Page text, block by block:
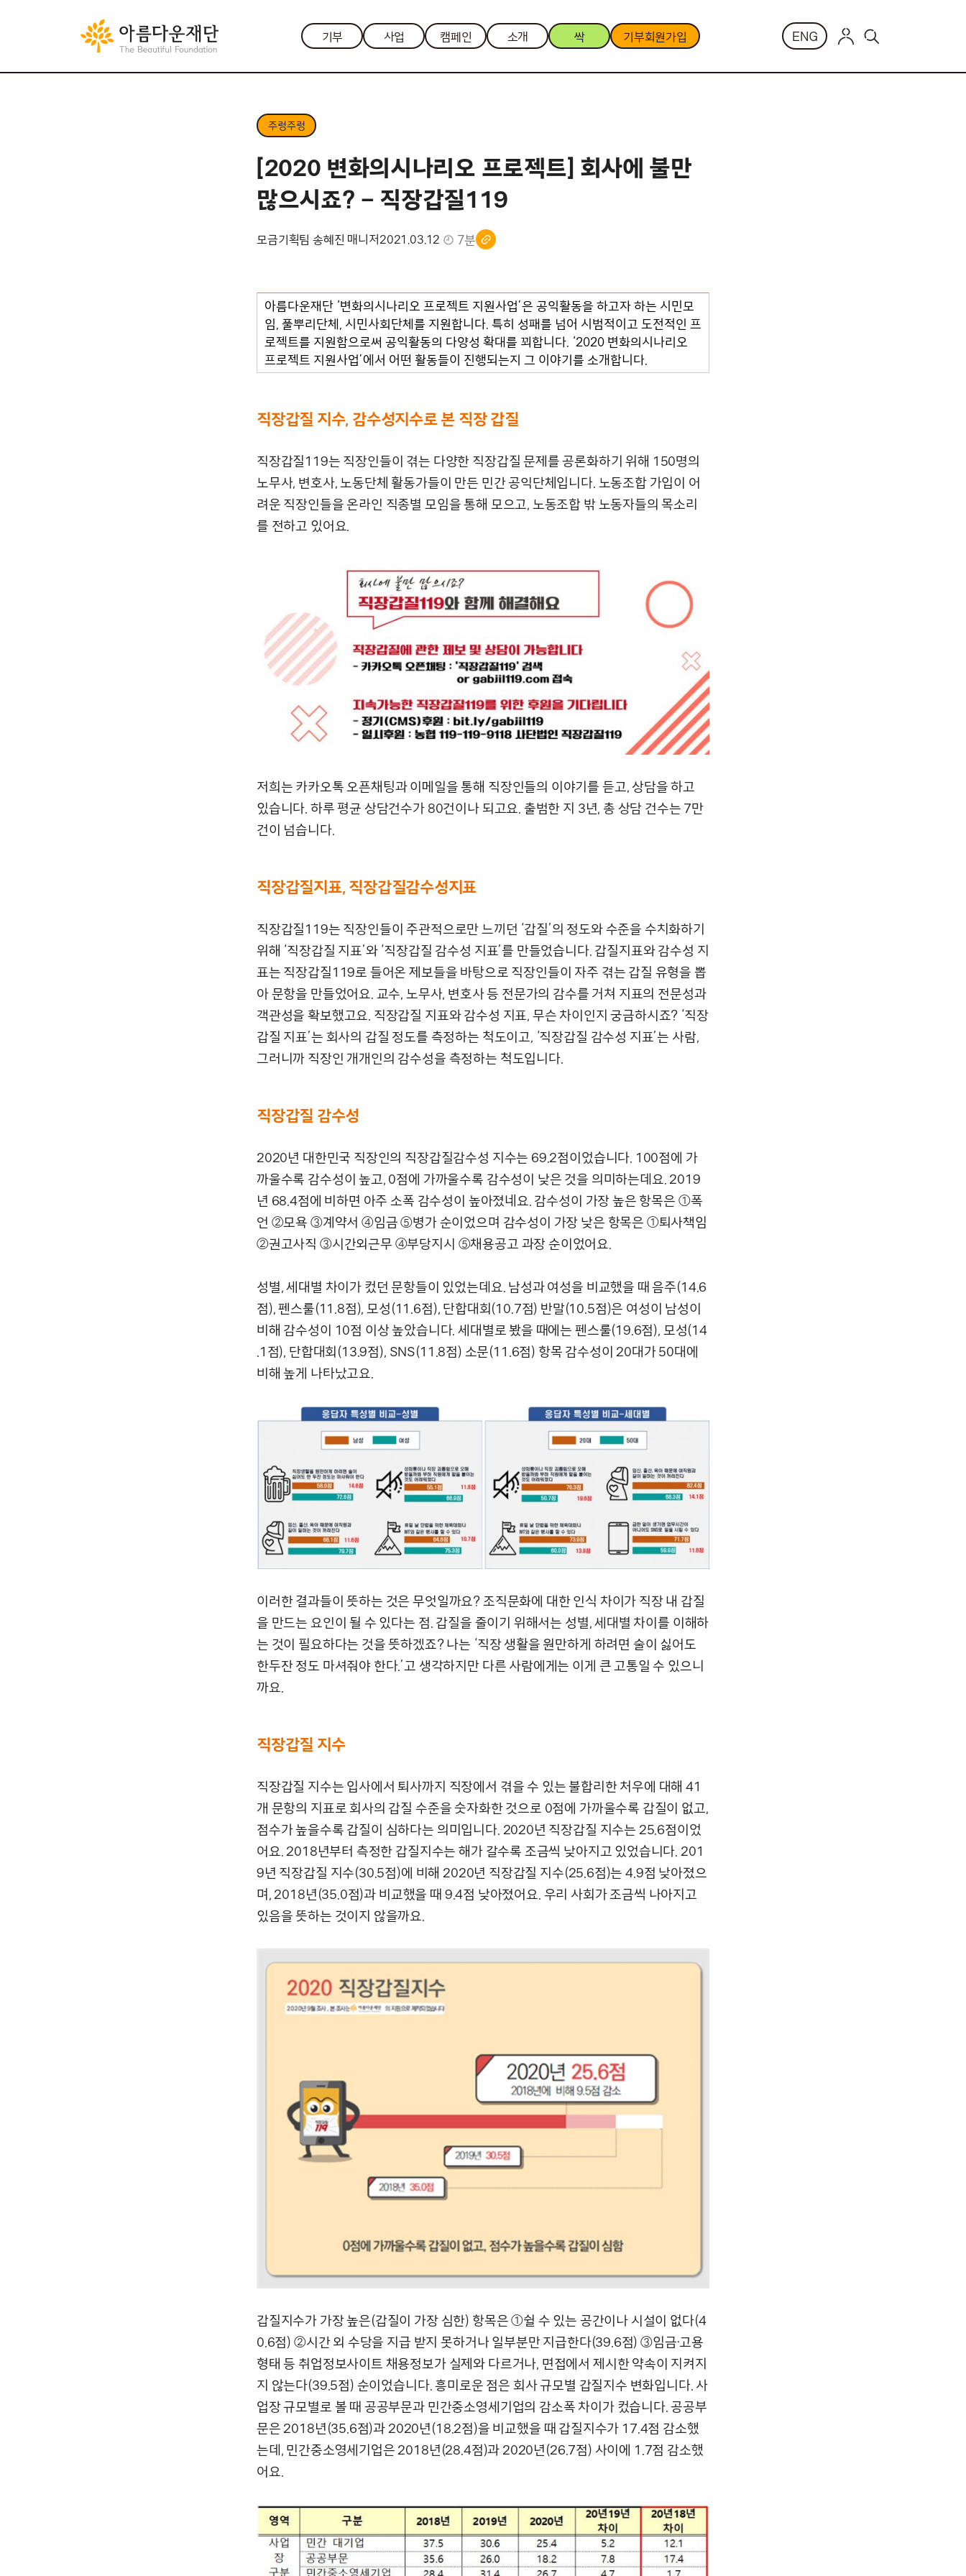
기부 사업 캠페인 소개 싹 기부회원가입 ENG
주렁주렁
[2020 변화의시나리오 프로젝트] 회사에 불만
많으시죠? – 직장갑질119
모금기획팀 송혜진 매니저2021.03.12 7분
아름다운재단 ‘변화의시나리오 프로젝트 지원사업’은 공익활동을 하고자 하는 시민모
임, 풀뿌리단체, 시민사회단체를 지원합니다. 특히 성패를 넘어 시범적이고 도전적인 프
로젝트를 지원함으로써 공익활동의 다양성 확대를 꾀합니다. ‘2020 변화의시나리오
프로젝트 지원사업’에서 어떤 활동들이 진행되는지 그 이야기를 소개합니다.
직장갑질 지수, 감수성지수로 본 직장 갑질
직장갑질119는 직장인들이 겪는 다양한 직장갑질 문제를 공론화하기 위해 150명의
노무사, 변호사, 노동단체 활동가들이 만든 민간 공익단체입니다. 노동조합 가입이 어
려운 직장인들을 온라인 직종별 모임을 통해 모으고, 노동조합 밖 노동자들의 목소리
를 전하고 있어요.
저희는 카카오톡 오픈채팅과 이메일을 통해 직장인들의 이야기를 듣고, 상담을 하고
있습니다. 하루 평균 상담건수가 80건이나 되고요. 출범한 지 3년, 총 상담 건수는 7만
건이 넘습니다.
직장갑질지표, 직장갑질감수성지표
직장갑질119는 직장인들이 주관적으로만 느끼던 ‘갑질’의 정도와 수준을 수치화하기
위해 ‘직장갑질 지표’와 ‘직장갑질 감수성 지표’를 만들었습니다. 갑질지표와 감수성 지
표는 직장갑질119로 들어온 제보들을 바탕으로 직장인들이 자주 겪는 갑질 유형을 뽑
아 문항을 만들었어요. 교수, 노무사, 변호사 등 전문가의 감수를 거쳐 지표의 전문성과
객관성을 확보했고요. 직장갑질 지표와 감수성 지표, 무슨 차이인지 궁금하시죠? ‘직장
갑질 지표’는 회사의 갑질 정도를 측정하는 척도이고, ‘직장갑질 감수성 지표’는 사람,
그러니까 직장인 개개인의 감수성을 측정하는 척도입니다.
직장갑질 감수성
2020년 대한민국 직장인의 직장갑질감수성 지수는 69.2점이었습니다. 100점에 가
까울수록 감수성이 높고, 0점에 가까울수록 감수성이 낮은 것을 의미하는데요. 2019
년 68.4점에 비하면 아주 소폭 감수성이 높아졌네요. 감수성이 가장 높은 항목은 ①폭
언 ②모욕 ③계약서 ④임금 ⑤병가 순이었으며 감수성이 가장 낮은 항목은 ①퇴사책임
②권고사직 ③시간외근무 ④부당지시 ⑤채용공고 과장 순이었어요.
성별, 세대별 차이가 컸던 문항들이 있었는데요. 남성과 여성을 비교했을 때 음주(14.6
점), 펜스룰(11.8점), 모성(11.6점), 단합대회(10.7점) 반말(10.5점)은 여성이 남성이
비해 감수성이 10점 이상 높았습니다. 세대별로 봤을 때에는 펜스룰(19.6점), 모성(14
.1점), 단합대회(13.9점), SNS(11.8점) 소문(11.6점) 항목 감수성이 20대가 50대에
비해 높게 나타났고요.
이러한 결과들이 뜻하는 것은 무엇일까요? 조직문화에 대한 인식 차이가 직장 내 갑질
을 만드는 요인이 될 수 있다는 점. 갑질을 줄이기 위해서는 성별, 세대별 차이를 이해하
는 것이 필요하다는 것을 뜻하겠죠? 나는 ‘직장 생활을 원만하게 하려면 술이 싫어도
한두잔 정도 마셔줘야 한다.’고 생각하지만 다른 사람에게는 이게 큰 고통일 수 있으니
까요.
직장갑질 지수
직장갑질 지수는 입사에서 퇴사까지 직장에서 겪을 수 있는 불합리한 처우에 대해 41
개 문항의 지표로 회사의 갑질 수준을 숫자화한 것으로 0점에 가까울수록 갑질이 없고,
점수가 높을수록 갑질이 심하다는 의미입니다. 2020년 직장갑질 지수는 25.6점이었
어요. 2018년부터 측정한 갑질지수는 해가 갈수록 조금씩 낮아지고 있었습니다. 201
9년 직장갑질 지수(30.5점)에 비해 2020년 직장갑질 지수(25.6점)는 4.9점 낮아졌으
며, 2018년(35.0점)과 비교했을 때 9.4점 낮아졌어요. 우리 사회가 조금씩 나아지고
있음을 뜻하는 것이지 않을까요.
갑질지수가 가장 높은(갑질이 가장 심한) 항목은 ①쉴 수 있는 공간이나 시설이 없다(4
0.6점) ②시간 외 수당을 지급 받지 못하거나 일부분만 지급한다(39.6점) ③임금·고용
형태 등 취업정보사이트 채용정보가 실제와 다르거나, 면접에서 제시한 약속이 지켜지
지 않는다(39.5점) 순이었습니다. 흥미로운 점은 회사 규모별 갑질지수 변화입니다. 사
업장 규모별로 볼 때 공공부문과 민간중소영세기업의 감소폭 차이가 컸습니다. 공공부
문은 2018년(35.6점)과 2020년(18.2점)을 비교했을 때 갑질지수가 17.4점 감소했
는데, 민간중소영세기업은 2018년(28.4점)과 2020년(26.7점) 사이에 1.7점 감소했
어요.